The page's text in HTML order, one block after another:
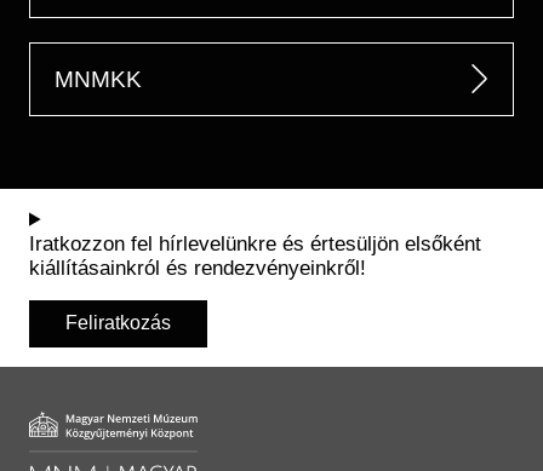
MNMKK
Iratkozzon fel hírlevelünkre és értesüljön elsőként
kiállításainkról és rendezvényeinkről!
Feliratkozás